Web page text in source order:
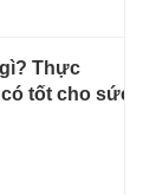
Thực
tốt cho sức